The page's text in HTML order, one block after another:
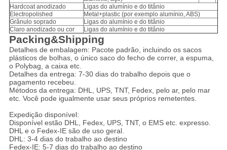
Hardcoat anodizado
Ligas do alumínio e do titânio
Electropolished
Metal+plastic (por exemplo alumínio, ABS)
Grânulo soprado
Ligas do alumínio e do titânio
Claro anodizado ou cor
Ligas do alumínio e do titânio
Packing&Shipping
Detalhes de embalagem: Pacote padrão, incluindo os sacos
plásticos de bolhas, o único saco do fecho de correr, a espuma,
o Polybag, a caixa etc.
Detalhes da entrega: 7-30 dias do trabalho depois que o
pagamento recebeu.
Métodos da entrega: DHL, UPS, TNT, Fedex, pelo ar, pelo mar
etc. Você pode igualmente usar seus próprios remetentes.
Expedição disponível:
Disponível estão DHL, Fedex, UPS, TNT, o EMS etc. expresso.
DHL e o Fedex-IE são de uso geral.
DHL: 3-4 dias do trabalho ao destino
Fedex-IE: 5-7 dias do trabalho ao destino